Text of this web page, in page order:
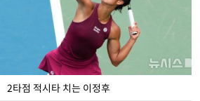
2타점 적시타 치는 이정후